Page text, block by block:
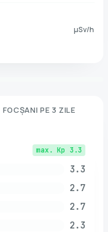
µSv/h
FOCȘANI PE 3 ZILE
max. Kp 3.3
3.3
2.7
2.7
2.3